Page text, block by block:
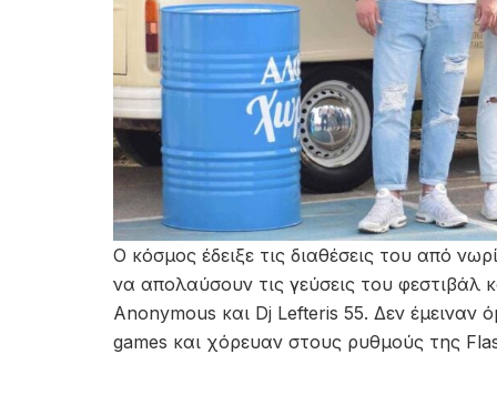
Ο κόσμος έδειξε τις διαθέσεις του από
να απολαύσουν τις γεύσεις του
Anonymous και Dj Lefteris 55. Δεν έμειναν
games και χόρευαν στους ρυθμούς της